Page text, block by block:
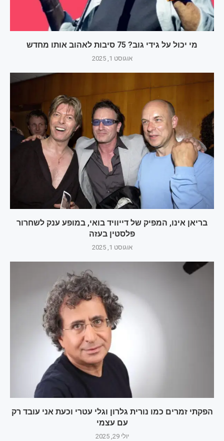
מי יכול על גידי גוב? 75 סיבות לאהוב אותו מחדש
אוגוסט 1, 2025
בריאן אינו, המפיק של דייוויד בואי, במופע ענק לשחרור
פלסטין בעזה
אוגוסט 1, 2025
הפקתי זמרים כמו נורית גלרון וגלי עטרי וכעת אני עובד רק
עם עצמי
יולי 29, 2025